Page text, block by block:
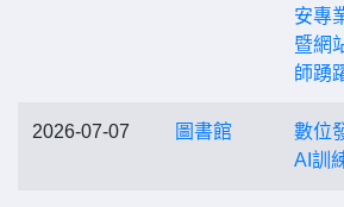
安專
暨網
師踴
2026-07-07 圖書館
數位
AI訓